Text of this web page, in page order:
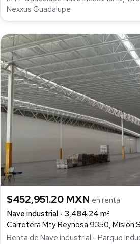
Nexxus Guadalupe
$452,951.20 MXN en renta
Nave industrial
3,484.24 m²
Carretera Mty Reynosa 9350, Misión
Renta de Nave industrial - Parque